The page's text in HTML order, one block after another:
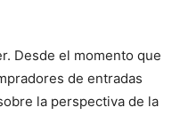
Desde el momento que
de entradas
la perspectiva de la